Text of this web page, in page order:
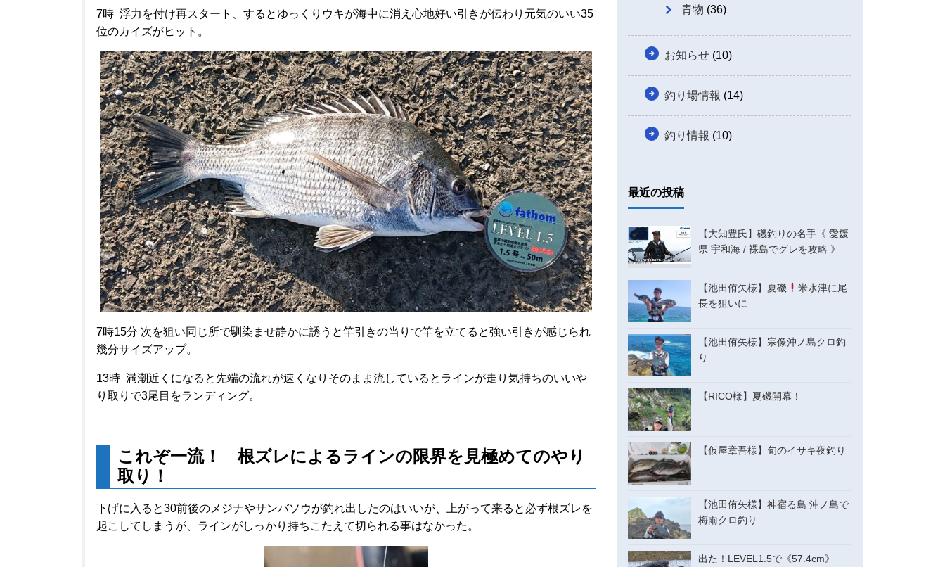
7時 浮力を付け再スタート、するとゆっくりウキが海中に消え心地好い引きが伝わり元気のいい35
位のカイズがヒット。
7時15分 次を狙い同じ所で馴染ませ静かに誘うと竿引きの当りで竿を立てると強い引きが感じられ
幾分サイズアップ。
13時 満潮近くになると先端の流れが速くなりそのまま流しているとラインが走り気持ちのいいや
り取りで3尾目をランディング。
これぞ一流！ 根ズレによるラインの限界を見極めてのやり
取り ！
下げに入ると30前後のメジナやサンバソウが釣れ出したのはいいが、上がって来ると必ず根ズレを
起こしてしまうが、ラインがしっかり持ちこたえて切られる事はなかった。
青物 (36)
お知らせ (10)
釣り場情報 (14)
釣り情報 (10)
最近の投稿
【大知豊氏】磯釣りの名手《 愛媛
県 宇和海 / 裸島でグレを攻略 》
【池田侑矢様】夏磯
米水津に尾
長を狙いに
【池田侑矢様】宗像沖ノ島クロ釣
り
【RICO様】夏磯開幕！
【仮屋章吾様】旬のイサキ夜釣り
【池田侑矢様】神宿る島 沖ノ島で
梅雨クロ釣り
出た！LEVEL1.5で《57.4cm》